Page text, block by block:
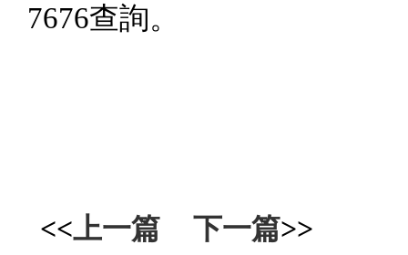
7676查詢。
<<上一篇 下一篇>>